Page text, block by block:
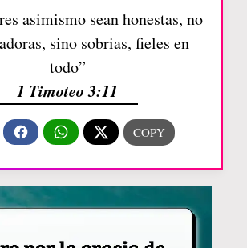
asimismo sean honestas, no
sino sobrias, fieles en
todo”
1 Timoteo 3:11